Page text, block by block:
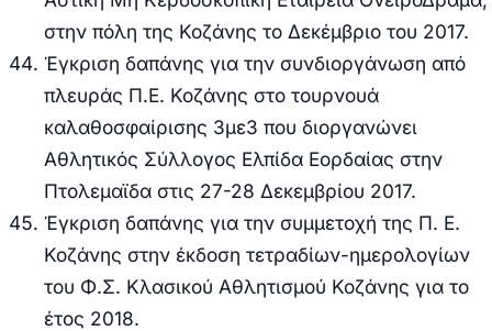
στην πόλη της Κοζάνης το Δεκέμβριο του 2017.
Έγκριση δαπάνης για την συνδιοργάνωση από
πλευράς Π.Ε. Κοζάνης στο τουρνουά
καλαθοσφαίρισης 3με3 που διοργανώνει
Αθλητικός Σύλλογος Ελπίδα Εορδαίας στην
Πτολεμαϊδα στις 27-28 Δεκεμβρίου 2017.
Έγκριση δαπάνης για την συμμετοχή της Π. Ε.
Κοζάνης στην έκδοση τετραδίων-ημερολογίων
του Φ.Σ. Κλασικού Αθλητισμού Κοζάνης για το
έτος 2018.